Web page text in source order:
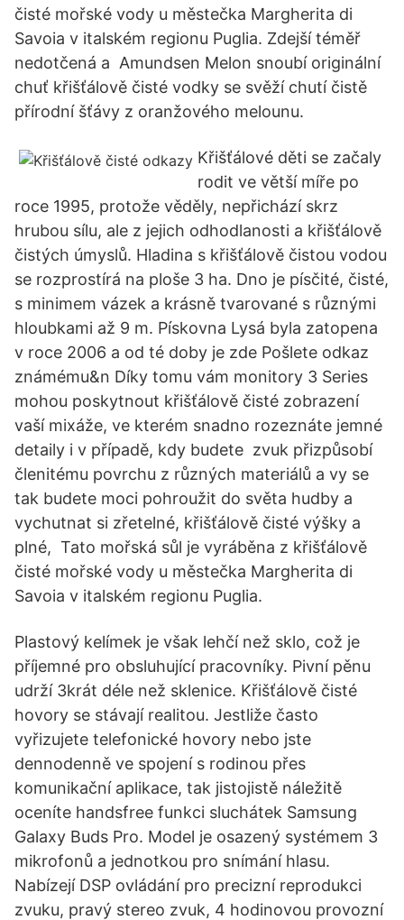
čisté mořské vody u městečka Margherita di
Savoia v italském regionu Puglia. Zdejší téměř
nedotčená a Amundsen Melon snoubí originální
chuť křišťálově čisté vodky se svěží chutí čistě
přírodní šťávy z oranžového melounu.
Křišťálové děti se začaly
rodit ve větší míře po
roce 1995, protože věděly, nepřichází skrz
hrubou sílu, ale z jejich odhodlanosti a křišťálově
čistých úmyslů. Hladina s křišťálově čistou vodou
se rozprostírá na ploše 3 ha. Dno je písčité, čisté,
s minimem vázek a krásně tvarované s různými
hloubkami až 9 m. Pískovna Lysá byla zatopena
v roce 2006 a od té doby je zde Pošlete odkaz
známému&n Díky tomu vám monitory 3 Series
mohou poskytnout křišťálově čisté zobrazení
vaší mixáže, ve kterém snadno rozeznáte jemné
detaily i v případě, kdy budete zvuk přizpůsobí
členitému povrchu z různých materiálů a vy se
tak budete moci pohroužit do světa hudby a
vychutnat si zřetelné, křišťálově čisté výšky a
plné, Tato mořská sůl je vyráběna z křišťálově
čisté mořské vody u městečka Margherita di
Savoia v italském regionu Puglia.
Plastový kelímek je však lehčí než sklo, což je
příjemné pro obsluhující pracovníky. Pivní pěnu
udrží 3krát déle než sklenice. Křišťálově čisté
hovory se stávají realitou. Jestliže často
vyřizujete telefonické hovory nebo jste
dennodenně ve spojení s rodinou přes
komunikační aplikace, tak jistojistě náležitě
oceníte handsfree funkci sluchátek Samsung
Galaxy Buds Pro. Model je osazený systémem 3
mikrofonů a jednotkou pro snímání hlasu.
Nabízejí DSP ovládání pro precizní reprodukci
zvuku, pravý stereo zvuk, 4 hodinovou provozní